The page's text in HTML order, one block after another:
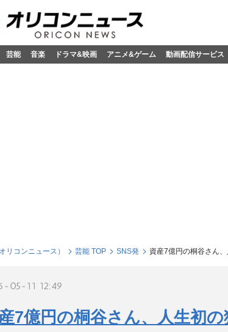
芸能 音楽 ドラマ&映画 アニメ&ゲーム 動画配信サービス
リコンニュース） 芸能 TOP SNS発 資産7億円の桐谷さん
05-11 12:49
7億円の桐谷さん、人生初